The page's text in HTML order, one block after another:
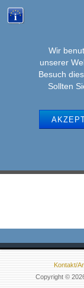
Wir
unserer
Besuch
Sollten
Kontakt/
Copyright ©